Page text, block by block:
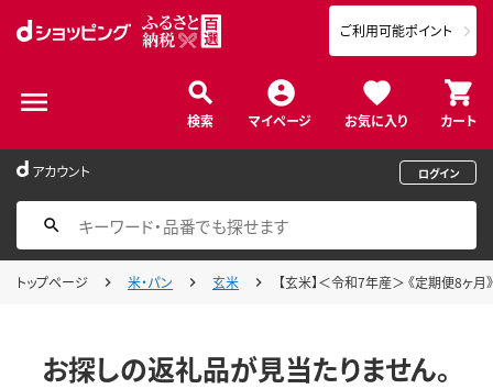
検索 マイページ お気に入り カート
ご利用可能ポイント
アカウント ログイン
トップページ 米・パン 玄米 【玄米】＜令和7年産＞ 《定期便8
お探しの返礼品が見当たりません。